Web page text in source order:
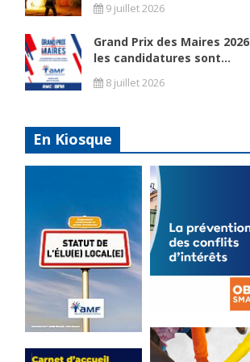
9 juillet 2026
Grand Prix des Maires
les candidatures sont...
8 juillet 2026
En Kiosque
Statut de
La
prévention